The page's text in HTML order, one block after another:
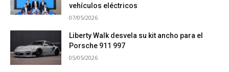
vehículos eléctricos
07/05/2026
Liberty Walk desvela su kit ancho para el
Porsche 911 997
05/05/2026